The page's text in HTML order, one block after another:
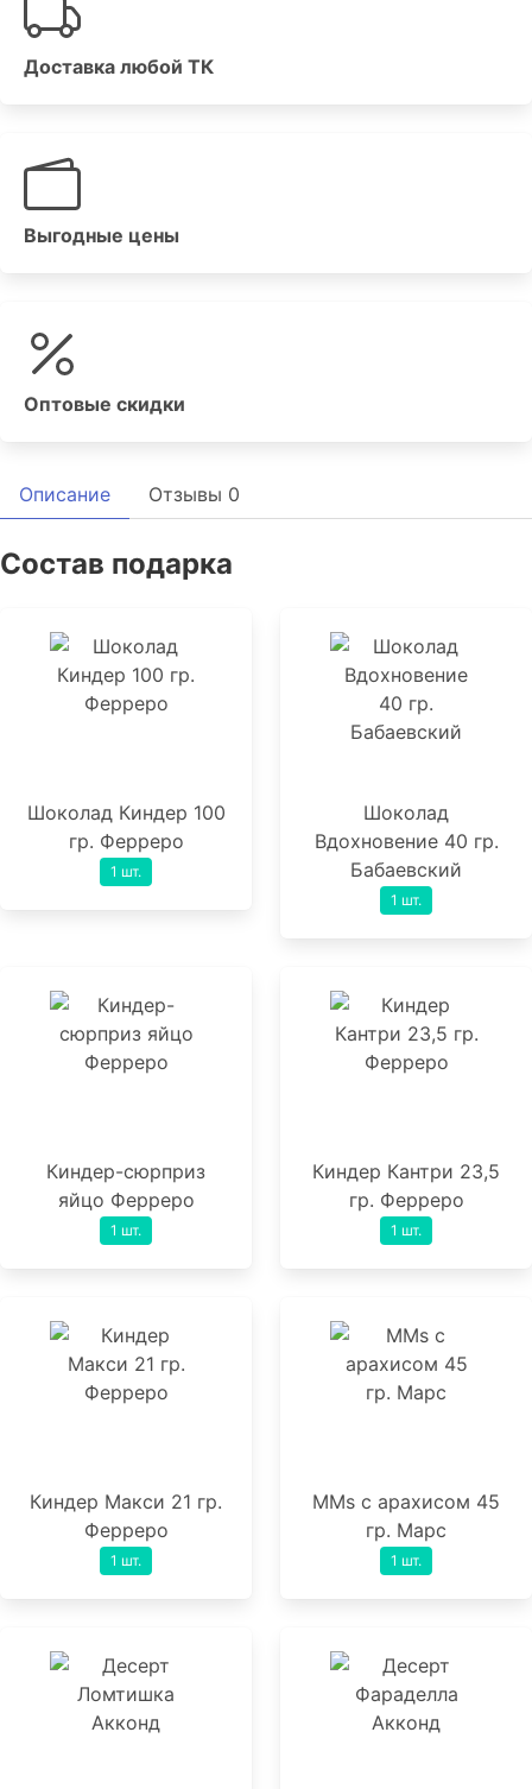
Доставка любой ТК
Выгодные цены
Оптовые скидки
Описание Отзывы 0
Состав подарка
Шоколад Киндер 100
гр. Ферреро
1 шт.
Шоколад
Вдохновение 40 гр.
Бабаевский
1 шт.
Киндер-сюрприз
яйцо Ферреро
1 шт.
Киндер Кантри 23,5
гр. Ферреро
1 шт.
Киндер Макси 21 гр.
Ферреро
1 шт.
MMs с арахисом 45
гр. Марс
1 шт.